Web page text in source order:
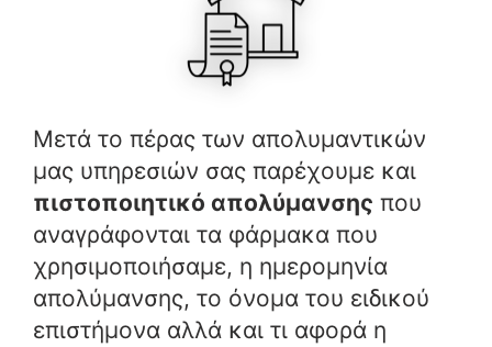
Μετά το πέρας των απολυμαντικών
μας υπηρεσιών σας παρέχουμε και
πιστοποιητικό απολύμανσης που
αναγράφονται τα φάρμακα που
χρησιμοποιήσαμε, η ημερομηνία
απολύμανσης, το όνομα του ειδικού
επιστήμονα αλλά και τι αφορά η